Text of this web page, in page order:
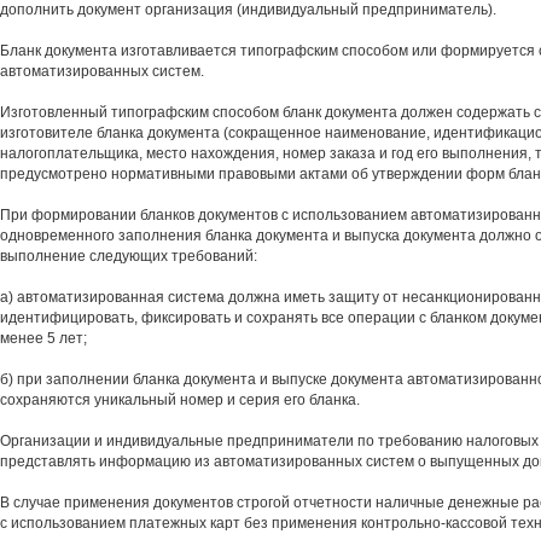
дополнить документ организация (индивидуальный предприниматель).
Бланк документа изготавливается типографским способом или формируется
автоматизированных систем.
Изготовленный типографским способом бланк документа должен содержать
изготовителе бланка документа (сокращенное наименование,
налогоплательщика, место нахождения, номер заказа и год его выполнения,
предусмотрено нормативными правовыми актами об утверждении форм
При формировании бланков документов с использованием
одновременного заполнения бланка документа и выпуска документа должно
выполнение следующих требований:
а) автоматизированная система должна иметь защиту от
идентифицировать, фиксировать и сохранять все операции с бланком
менее 5 лет;
б) при заполнении бланка документа и выпуске документа
сохраняются уникальный номер и серия его бланка.
Организации и индивидуальные предприниматели по требованию
представлять информацию из автоматизированных систем о выпущенных
В случае применения документов строгой отчетности наличные денежные
с использованием платежных карт без применения контрольно-кассовой